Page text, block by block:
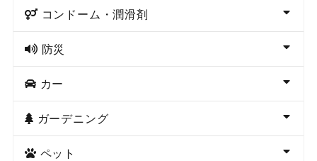
コンドーム・潤滑剤
防災
カー
ガーデニング
ペット